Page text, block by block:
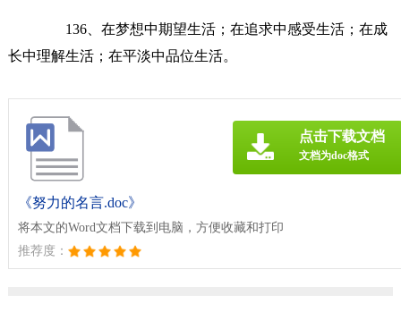
136、在梦想中期望生活；在追求中感受生活；在成
长中理解生活；在平淡中品位生活。
《努力的名言.doc》
将本文的Word文档下载到电脑，方便收藏和打印
推荐度：
点击下载文档
文档为doc格式